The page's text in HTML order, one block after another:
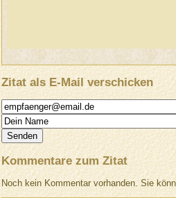
Zitat als E-Mail verschicken
Kommentare zum Zitat
Noch kein Kommentar vorhanden. Sie